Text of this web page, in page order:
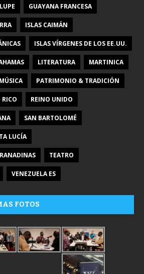
GUAYANA FRANCESA
ISLAS CAIMÁN
ISLAS VÍRGENES DE LOS EE.UU.
LITERATURA MARTINICA
MÚSICA PATRIMONIO & TRADICIÓN
RICO REINO UNIDO
SAN BARTOLOMÉ
LUCÍA
TEATRO
VENEZUELA ES
FOTOS